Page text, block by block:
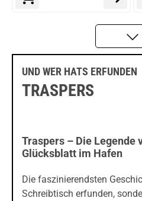
UND WER HATS ERFUNDEN
TRASPERS
Traspers – Die Legende
Glücksblatt im Hafen
Die faszinierendsten
Schreibtisch erfunden,